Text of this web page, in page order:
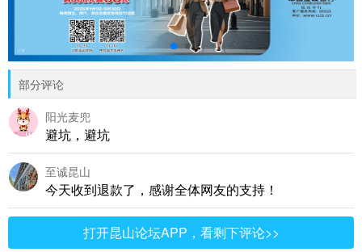
部分评论
阳光麦兜
避坑，避坑
至诚昆山
今天收到退款了，感谢全体网友的支持！
打开昆山论坛APP，看剩下评论>>